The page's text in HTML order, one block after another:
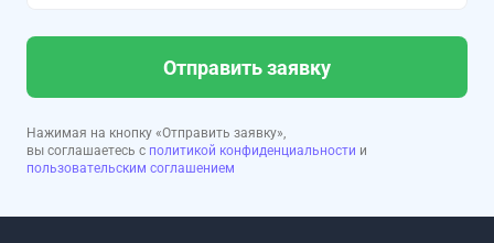
Отправить заявку
Нажимая на кнопку «Отправить заявку»,
вы соглашаетесь с политикой конфиденциальности и
пользовательским соглашением